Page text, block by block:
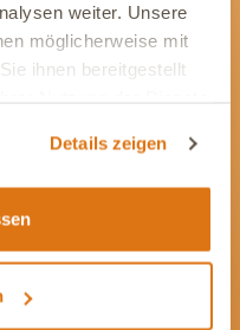
weiter. Unsere
möglicherweise mit
ihnen bereitgestellt
Details zeigen
Gesundheit Deines
Community